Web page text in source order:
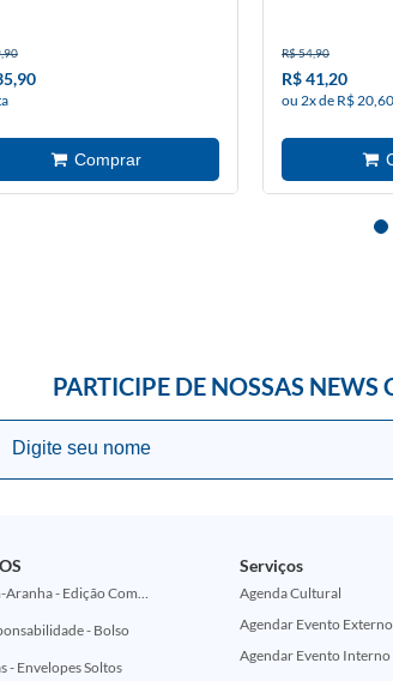
R$ 54,90
R$ 41,20
ou 2x de R$
PARTICIPE DE NOSSAS
Superman Vs. Homem-Aranha - Edição Comemorativa 50 Anos (Encontros Clássicos Dc E Marvel)
- Bolso
- Envelopes Soltos
Serviços
Agenda Cultural
Agendar Evento Externo
Agendar Evento Interno